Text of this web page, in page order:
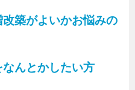
築がよいかお悩みの
んとかしたい方